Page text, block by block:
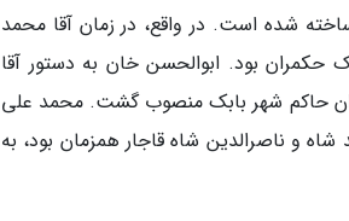
شده است. در واقع، در زمان آقا محمد
بود. ابوالحسن خان به دستور آقا
حاکم شهر بابک منصوب گشت. محمد علی
و ناصرالدین شاه قاجار همزمان بود، به